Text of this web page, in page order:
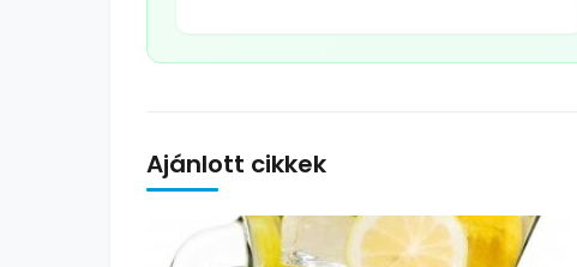
Ajánlott cikkek